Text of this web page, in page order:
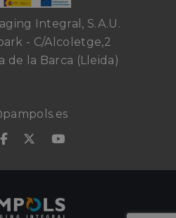
Integral, S.A.U.
- C/Alcoletge,2
de la Barca (Lleida)